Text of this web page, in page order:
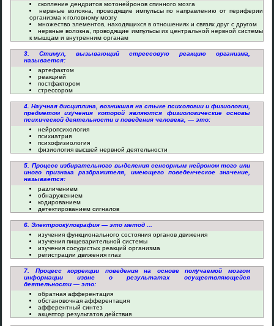
скопление дендритов мотонейронов спинного мозга
нервные волокна, проводящие импульсы по направлению от периферии
организма к головному мозгу
множество элементов, находящихся в отношениях и связях друг с другом
нервные волокна, проводящие импульсы из центральной нервной системы
к мышцам и внутренним органам
3. Стимул, вызывающий стрессовую реакцию организма,
называется:
артефактом
реакцией
постфактором
стрессором
4. Научная дисциплина, возникшая на стыке психологии и физиологии,
предметом изучения которой являются физиологические основы
психической деятельности и поведения человека, — это:
нейропсихология
психиатрия
психофизиология
физиология высшей нервной деятельности
5. Процесс избирательного выделения сенсорным нейроном того или
иного признака раздражителя, имеющего поведенческое значение,
называется:
различением
обнаружением
кодированием
детектированием сигналов
6. Электроокулография — это метод ...
изучения функционального состояния органов движения
изучения пищеварительной системы
изучения сосудистых реакций организма
регистрации движения глаз
7. Процесс коррекции поведения на основе получаемой мозгом
информации извне о результатах осуществляющейся
деятельности — это:
обратная афферентация
обстановочная афферентация
афферентный синтез
акцептор результатов действия